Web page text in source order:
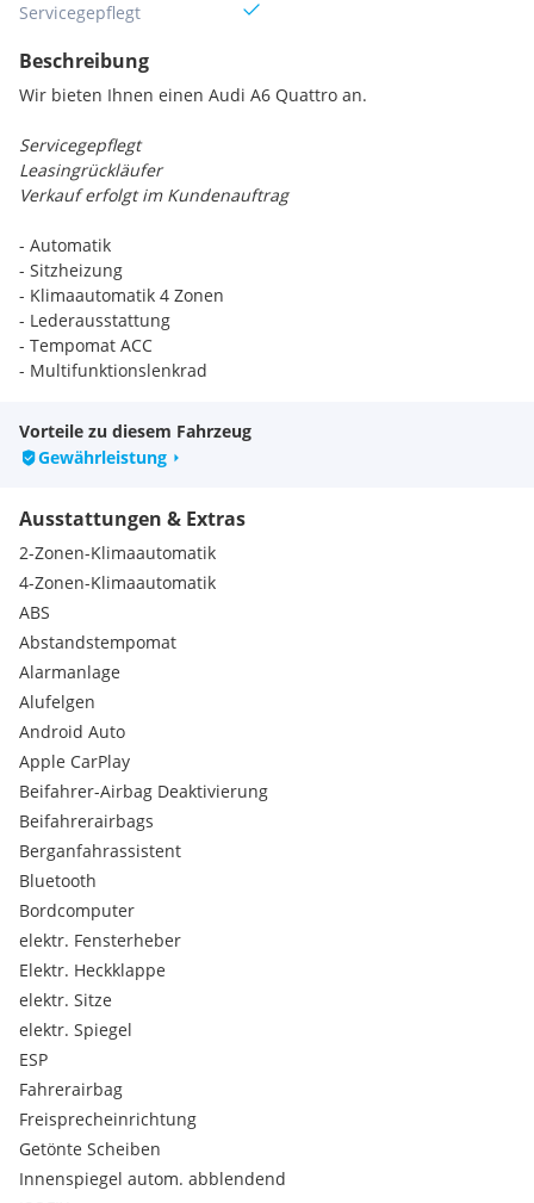
Servicegepflegt
Beschreibung
Wir bieten Ihnen einen Audi A6 Quattro an.
Servicegepflegt
Leasingrückläufer
Verkauf erfolgt im Kundenauftrag
- Automatik
- Sitzheizung
- Klimaautomatik 4 Zonen
- Lederausstattung
- Tempomat ACC
- Multifunktionslenkrad
- Isofix
- uvm.
begrüßen zu dürfen.
Zustellung möglich.
Finanzierung und Eintausch möglich.
Fahrzeug kann nach Telefonischer Vereinbarung besichtigt
und probefefahren werden.
Alle Angaben ohne Gewähr!
Serienausstattungen:
Dieselpartikelfilter
Nichtraucherpaket
Außenspiegel in Wagenfarbe
Serienfahrwerk
Audi drive select
Audi pre sense front
Bordwerkzeug
Digitaler Radioempfang (DAB)
Modellbezeichnung und Leistungs-/Technologie-Schriftzug
Normalsitze vorn
Reifenreparaturset
Spurverlassenswarnung
Bordwerkzeug und Wagenheber
Start-Stop-System
8 Lautsprecher (passiv)
Vorteile zu diesem Fahrzeug
Gewährleistung
Ausstattungen & Extras
2-Zonen-Klimaautomatik
4-Zonen-Klimaautomatik
ABS
Abstandstempomat
Alarmanlage
Alufelgen
Android Auto
Apple CarPlay
Beifahrer-Airbag Deaktivierung
Beifahrerairbags
Berganfahrassistent
Bluetooth
Bordcomputer
elektr. Fensterheber
Elektr. Heckklappe
elektr. Sitze
elektr. Spiegel
ESP
Fahrerairbag
Freisprecheinrichtung
Getönte Scheiben
Innenspiegel autom. abblendend